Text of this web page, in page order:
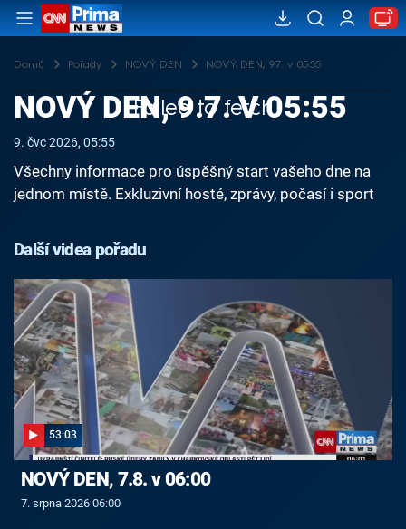
Domů Pořady NOVÝ DEN NOVÝ DEN, 9.7. v 05:55
Failed to fetch
NOVÝ DEN, 9.7. V 05:55
9. čvc 2026, 05:55
Všechny informace pro úspěšný start vašeho dne na
jednom místě. Exkluzivní hosté, zprávy, počasí i sport
Další videa pořadu
53:03
NOVÝ DEN, 7.8. v 06:00
7. srpna 2026 06:00